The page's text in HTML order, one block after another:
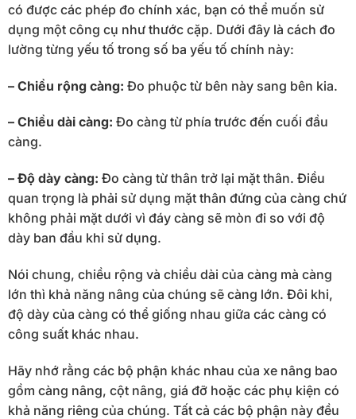
có được các phép đo chính xác, bạn có thể muốn sử
dụng một công cụ như thước cặp. Dưới đây là cách đo
lường từng yếu tố trong số ba yếu tố chính này:
– Chiều rộng càng: Đo phuộc từ bên này sang bên kia.
– Chiều dài càng: Đo càng từ phía trước đến cuối đầu
càng.
– Độ dày càng: Đo càng từ thân trở lại mặt thân. Điều
quan trọng là phải sử dụng mặt thân đứng của càng chứ
không phải mặt dưới vì đáy càng sẽ mòn đi so với độ
dày ban đầu khi sử dụng.
Nói chung, chiều rộng và chiều dài của càng mà càng
lớn thì khả năng nâng của chúng sẽ càng lớn. Đôi khi,
độ dày của càng có thể giống nhau giữa các càng có
công suất khác nhau.
Hãy nhớ rằng các bộ phận khác nhau của xe nâng bao
gồm càng nâng, cột nâng, giá đỡ hoặc các phụ kiện có
khả năng riêng của chúng. Tất cả các bộ phận này đều